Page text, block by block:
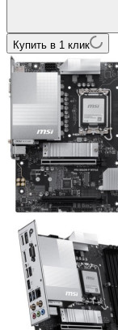
Купить в 1 клик